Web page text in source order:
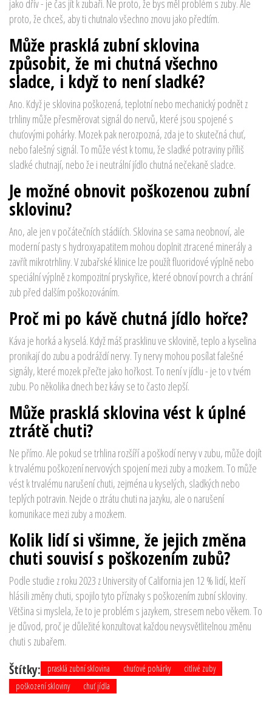
jako dřív - je čas jít k zubaři. Ne proto, že bys měl problém s zuby. Ale
proto, že chceš, aby ti chutnalo všechno znovu jako předtím.
Může prasklá zubní sklovina
způsobit, že mi chutná všechno
sladce, i když to není sladké?
Ano. Když je sklovina poškozená, teplotní nebo mechanický podnět z
trhliny může přesměrovat signál do nervů, které jsou spojené s
chuťovými pohárky. Mozek pak nerozpozná, zda je to skutečná chuť,
nebo falešný signál. To může vést k tomu, že sladké potraviny příliš
sladké chutnají, nebo že i neutrální jídlo chutná nečekaně sladce.
Je možné obnovit poškozenou zubní
sklovinu?
Ano, ale jen v počátečních stádiích. Sklovina se sama neobnoví, ale
moderní pasty s hydroxyapatitem mohou doplnit ztracené minerály a
zavřít mikrotrhliny. V zubařské klinice lze použít fluoridové výplně nebo
speciální výplně z kompozitní pryskyřice, které obnoví povrch a chrání
zub před dalším poškozováním.
Proč mi po kávě chutná jídlo hořce?
Káva je horká a kyselá. Když máš prasklinu ve sklovině, teplo a kyselina
pronikají do zubu a podráždí nervy. Ty nervy mohou posílat falešné
signály, které mozek přečte jako hořkost. To není v jídlu - je to v tvém
zubu. Po několika dnech bez kávy se to často zlepší.
Může prasklá sklovina vést k úplné
ztrátě chuti?
Ne přímo. Ale pokud se trhlina rozšíří a poškodí nervy v zubu, může dojít
k trvalému poškození nervových spojení mezi zuby a mozkem. To může
vést k trvalému narušení chuti, zejména u kyselých, sladkých nebo
teplých potravin. Nejde o ztrátu chuti na jazyku, ale o narušení
komunikace mezi zuby a mozkem.
Kolik lidí si všimne, že jejich změna
chuti souvisí s poškozením zubů?
Podle studie z roku 2023 z University of California jen 12 % lidí, kteří
hlásili změny chuti, spojilo tyto příznaky s poškozením zubní skloviny.
Většina si myslela, že to je problém s jazykem, stresem nebo věkem. To
je důvod, proč je důležité konzultovat každou nevysvětlitelnou změnu
chuti s zubařem.
Štítky: prasklá zubní sklovina chuťové pohárky
citlivé zuby
poškození skloviny
chuť jídla